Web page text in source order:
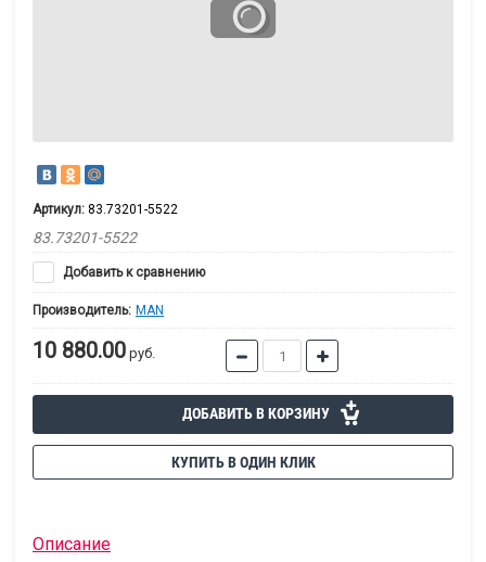
Артикул: 83.73201-5522
83.73201-5522
Добавить к сравнению
Производитель: MAN
10 880.00 руб.
ДОБАВИТЬ В КОРЗИНУ
КУПИТЬ В ОДИН КЛИК
Описание